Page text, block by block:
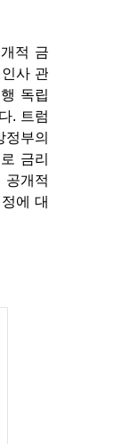
적 금
사 관
독립
. 트럼
부의
금리
공개적
에 대